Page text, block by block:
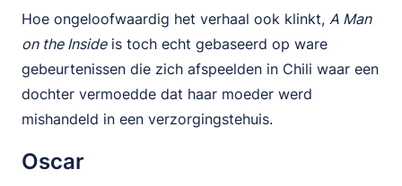
Hoe ongeloofwaardig het verhaal ook klinkt, A Man
on the Insideis toch echt gebaseerd op ware
gebeurtenissen die zich afspeelden in Chili waar een
dochter vermoedde dat haar moeder werd
mishandeld in een verzorgingstehuis.
Oscar